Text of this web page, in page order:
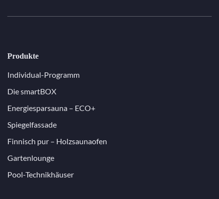
Produkte
Individual-Programm
Die smartBOX
Energiesparsauna – ECO+
Spiegelfassade
Finnisch pur – Holzsaunaofen
Gartenlounge
Pool-Technikhäuser